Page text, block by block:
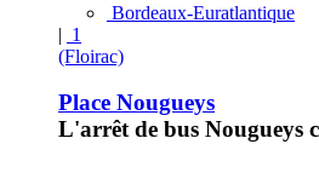
Bordeaux-Euratlantique
| 1
(Floirac)
Place Nougueys
L'arrêt de bus Nougueys